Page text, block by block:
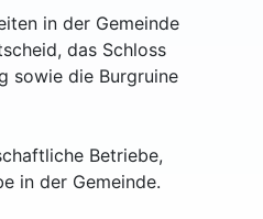
in der Gemeinde
das Schloss
sowie die Burgruine
Betriebe,
in der Gemeinde.